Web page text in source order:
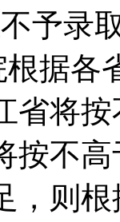
不予
各省
省将
按不
，则